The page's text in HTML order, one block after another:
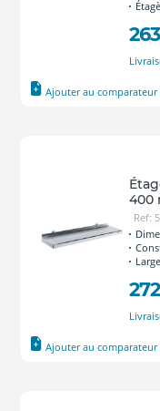
263
Ajouter au comparateur
400
Ref:
272
Ajouter au comparateur